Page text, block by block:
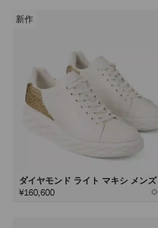
新作
ダイヤモンド ライト マキシ メンズ
¥160,600